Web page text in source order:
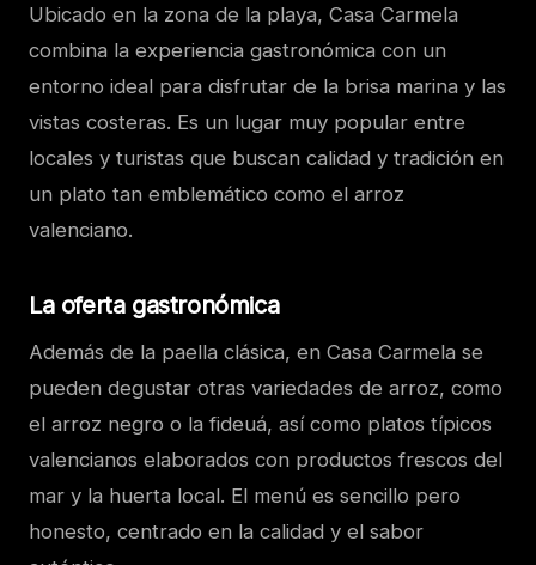
Ubicado en la zona de la playa, Casa Carmela
combina la experiencia gastronómica con un
entorno ideal para disfrutar de la brisa marina y las
vistas costeras. Es un lugar muy popular entre
locales y turistas que buscan calidad y tradición en
un plato tan emblemático como el arroz
valenciano.
La oferta gastronómica
Además de la paella clásica, en Casa Carmela se
pueden degustar otras variedades de arroz, como
el arroz negro o la fideuá, así como platos típicos
valencianos elaborados con productos frescos del
mar y la huerta local. El menú es sencillo pero
honesto, centrado en la calidad y el sabor